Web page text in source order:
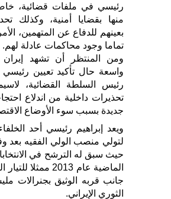
رئيسي في ملفات قضائية،
منها بقضايا أمنية، وكذلك
بعينهم للدفاع عن المتهمين،
تماما وجود محاكمات عادلة لهم.
ومن المنتظر أن تشهد
واسعة حال تأكيد تعيين
رئيس السلطة القضائية،
تحذيرات داخلية من اندلاع
جديدة بسبب سوء الأوضاع
ويعد إبراهيم رئيسي أحد
لتولي منصب الولي الفقيه بعد
حيث سبق له الترشح في
الماضية عام 2013
جانب قربه الوثيق بجنرالات
الثوري الإيراني.